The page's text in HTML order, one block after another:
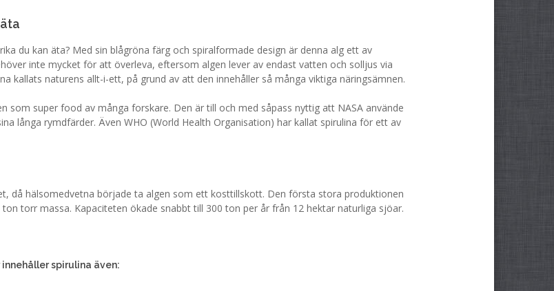
du kan äta? Med sin blågröna färg och spiralformade design är denna alg ett av
inte mycket för att överleva, eftersom algen lever av endast vatten och solljus via
kallats naturens allt-i-ett, på grund av att den innehåller så många viktiga näringsämnen.
som super food av många forskare. Den är till och med såpass nyttig att NASA använde
långa rymdfärder. Även WHO (World Health Organisation) har kallat spirulina för ett av
då hälsomedvetna började ta algen som ett kosttillskott. Den första stora produktionen
torr massa. Kapaciteten ökade snabbt till 300 ton per år från 12 hektar naturliga sjöar.
spirulina även: